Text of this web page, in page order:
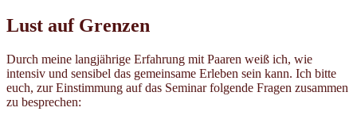
Lust auf Grenzen
Durch meine langjährige Erfahrung mit Paaren weiß ich, wie
intensiv und sensibel das gemeinsame Erleben sein kann. Ich bitte
euch, zur Einstimmung auf das Seminar folgende Fragen zusammen
zu besprechen: